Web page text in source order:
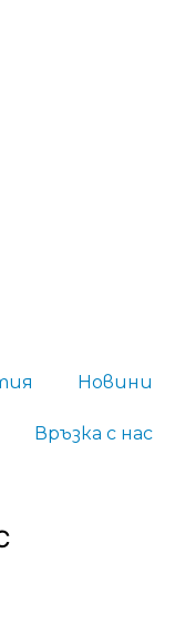
Новини
Връзка с нас